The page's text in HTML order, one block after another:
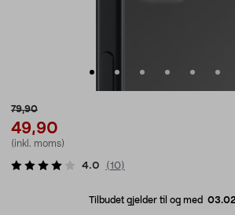
79,90
49,90
(inkl. moms)
4.0 (10)
Tilbudet gjelder til og med